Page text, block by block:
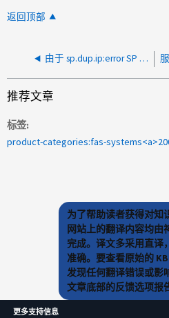
返回顶部
由于 sp.dup.ip:error SP IP 地址正在被其他系统使用，服务处理器不可访问
推荐文章
标签
product-categories:fas-
为了帮助读者获得对知
网站上的翻译内容均由
完成。译文多采用直译
准确。要查看原始的
发现任何翻译错误或影
文章底部的反馈选项报
更多支持信息